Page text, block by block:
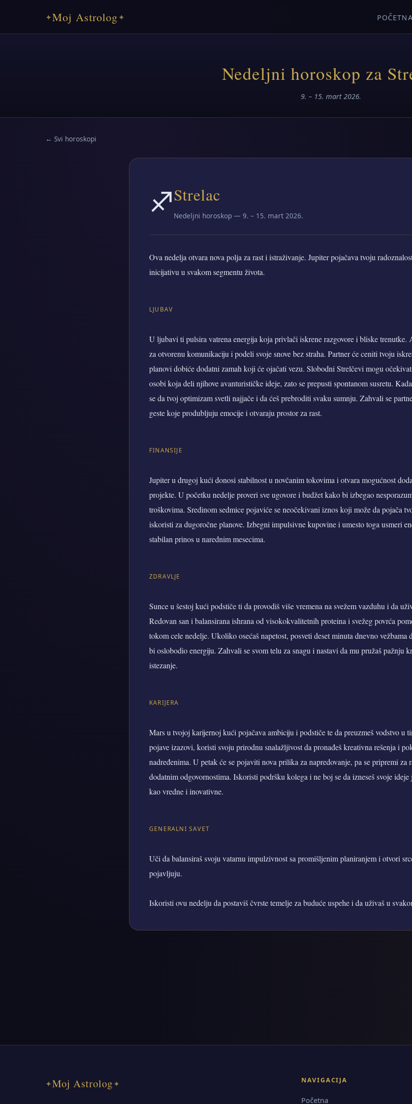
✦Moj Astrolog✦ POČETNA
Nedeljni horoskop za
9. – 15. mart 2026.
← Svi horoskopi
♐Strelac
Nedeljni horoskop — 9. – 15. mart 2026.
Ova nedelja otvara nova polja za rast i istraživanje. Jupiter pojačava tvoju
inicijativu u svakom segmentu života.
LJUBAV
U ljubavi ti pulsira vatrena energija koja privlači iskrene razgovore i bliske trenutke.
za otvorenu komunikaciju i podeli svoje snove bez straha. Partner će ceniti tvoju
planovi dobiće dodatni zamah koji će ojačati vezu. Slobodni Strelčevi mogu
osobi koja deli njihove avanturističke ideje, zato se prepusti spontanom susretu.
se da tvoj optimizam svetli najjače i da ćeš prebroditi svaku sumnju. Zahvali se
geste koje produbljuju emocije i otvaraju prostor za rast.
FINANSIJE
Jupiter u drugoj kući donosi stabilnost u novčanim tokovima i otvara mogućnost
projekte. U početku nedelje proveri sve ugovore i budžet kako bi izbegao
troškovima. Sredinom sedmice pojaviće se neočekivani iznos koji može da pojača
iskoristi za dugoročne planove. Izbegni impulsivne kupovine i umesto toga usmeri
stabilan prinos u narednim mesecima.
ZDRAVLJE
Sunce u šestoj kući podstiče ti da provodiš više vremena na svežem vazduhu i da
Redovan san i balansirana ishrana od visokokvalitetnih proteina i svežeg povrća
tokom cele nedelje. Ukoliko osećaš napetost, posveti deset minuta dnevno
bi oslobodio energiju. Zahvali se svom telu za snagu i nastavi da mu pružaš pažnju
istezanje.
KARIJERA
Mars u tvojoj karijernoj kući pojačava ambiciju i podstiče te da preuzmeš vodstvo u
pojave izazovi, koristi svoju prirodnu snalažljivost da pronađeš kreativna rešenja i
nadređenima. U petak će se pojaviti nova prilika za napredovanje, pa se pripremi za
dodatnim odgovornostima. Iskoristi podršku kolega i ne boj se da izneseš svoje
kao vredne i inovativne.
GENERALNI SAVET
Uči da balansiraš svoju vatarnu impulzivnost sa promišljenim planiranjem i otvori
pojavljuju.
Iskoristi ovu nedelju da postaviš čvrste temelje za buduće uspehe i da uživaš u
✦Moj Astrolog✦ NAVIGACIJA
Početna